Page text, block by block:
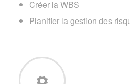
Créer la WBS
Planifier la gestion des